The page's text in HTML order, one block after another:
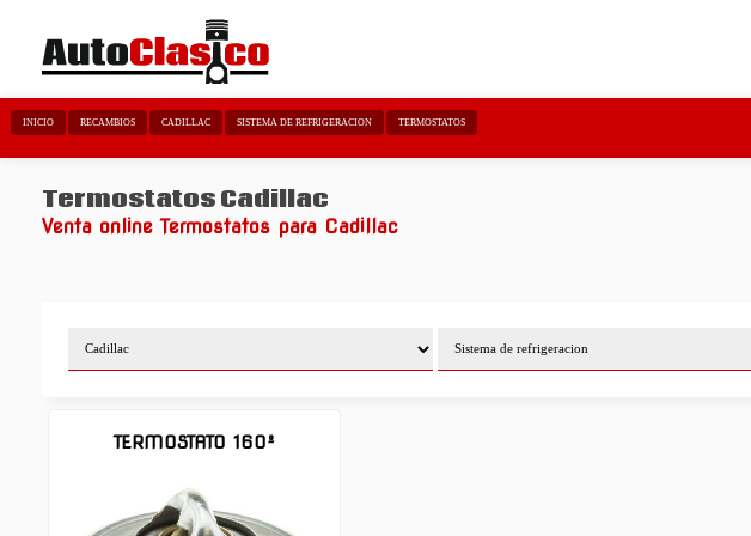
INICIO RECAMBIOS CADILLAC SISTEMA DE REFRIGERACION TERMOSTATOS
Termostatos Cadillac
Venta online Termostatos para Cadillac
TERMOSTATO 160º